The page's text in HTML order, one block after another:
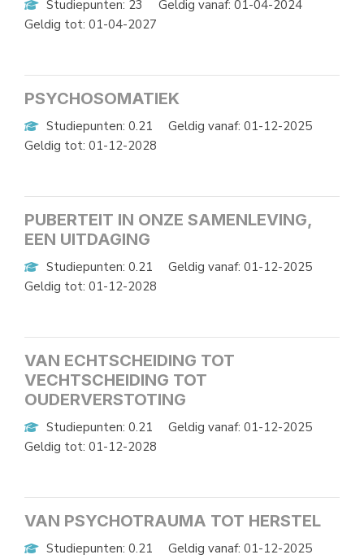
Studiepunten: 23
Geldig vanaf: 01-04-2024
Geldig tot: 01-04-2027
PSYCHOSOMATIEK
Studiepunten: 0.21
Geldig vanaf: 01-12-2025
Geldig tot: 01-12-2028
PUBERTEIT IN ONZE SAMENLEVING,
EEN UITDAGING
Studiepunten: 0.21
Geldig vanaf: 01-12-2025
Geldig tot: 01-12-2028
VAN ECHTSCHEIDING TOT
VECHTSCHEIDING TOT
OUDERVERSTOTING
Studiepunten: 0.21
Geldig vanaf: 01-12-2025
Geldig tot: 01-12-2028
VAN PSYCHOTRAUMA TOT HERSTEL
Studiepunten: 0.21
Geldig vanaf: 01-12-2025